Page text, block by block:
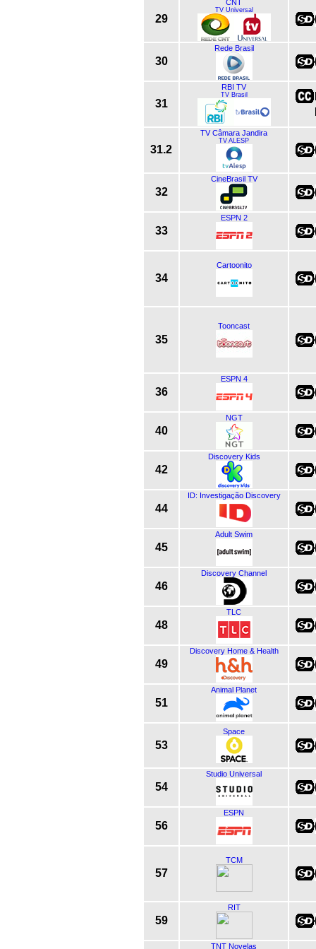
29
CNT
TV Universal
30
Rede Brasil
31
RBI TV
TV Brasil
31.2
TV Câmara Jandira
TV ALESP
32
CineBrasil TV
33
ESPN 2
34
Cartoonito
35
Tooncast
36
ESPN 4
40
NGT
42
Discovery Kids
44
ID: Investigação Discovery
45
Adult Swim
46
Discovery Channel
48
TLC
49
Discovery Home & Health
51
Animal Planet
53
Space
54
Studio Universal
56
ESPN
57
TCM
59
RIT
TNT Novelas